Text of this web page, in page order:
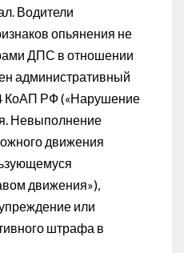
Водители
опьянения не
ДПС в отношении
административный
КоАП РФ («Нарушение
Невыполнение
движения
движения»),
или
штрафа в